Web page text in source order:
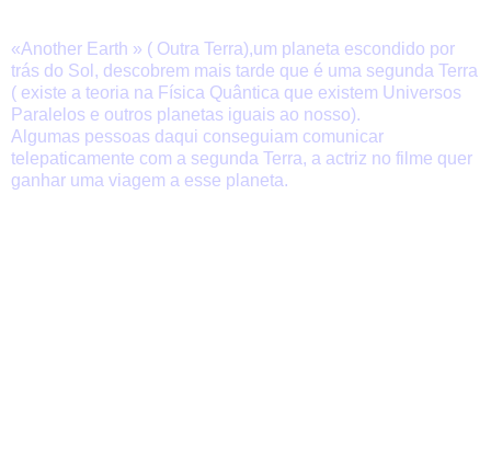
«Another Earth » ( Outra Terra),um planeta escondido por
trás do Sol, descobrem mais tarde que é uma segunda Terra
( existe a teoria na Física Quântica que existem Universos
Paralelos e outros planetas iguais ao nosso).
Algumas pessoas daqui conseguiam comunicar
telepaticamente com a segunda Terra, a actriz no filme quer
ganhar uma viagem a esse planeta.